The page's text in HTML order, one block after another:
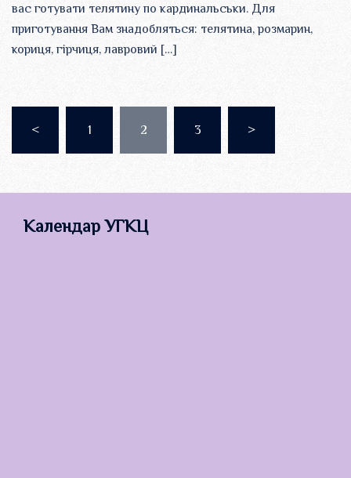
вас готувати телятину по кардинальськи. Для
приготування Вам знадобляться: телятина, розмарин,
кориця, гірчиця, лавровий […]
записів
< 1 2 3 >
Календар УГКЦ